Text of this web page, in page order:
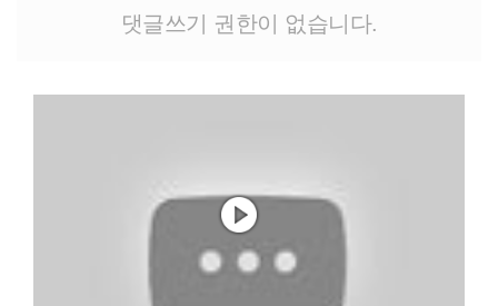
댓글쓰기 권한이 없습니다.